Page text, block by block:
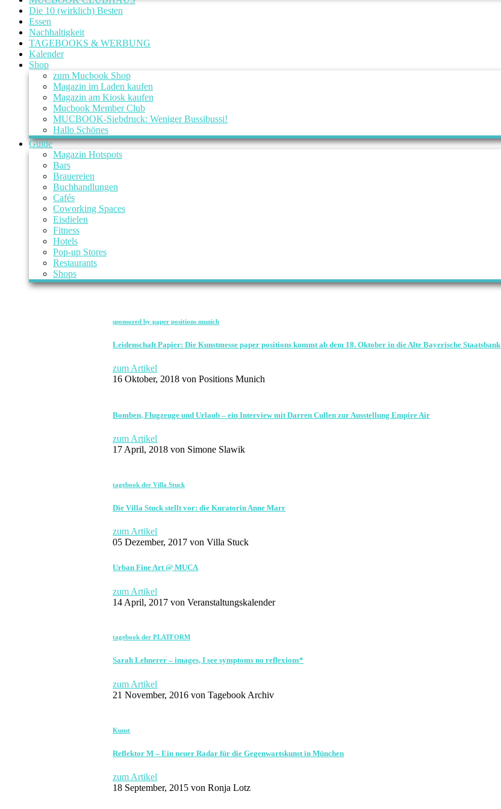
Die 10 (wirklich) Besten
Essen
Nachhaltigkeit
TAGEBOOKS & WERBUNG
Kalender
Shop
zum Mucbook Shop
Magazin im Laden kaufen
Magazin am Kiosk kaufen
Mucbook Member Club
MUCBOOK-Siebdruck: Weniger Bussibussi!
Hallo Schönes
Guide
Magazin Hotspots
Bars
Brauereien
Buchhandlungen
Cafés
Coworking Spaces
Eisdielen
Fitness
Hotels
Pop-up Stores
Restaurants
Shops
sponsored by paper positions munich
Leidenschaft Papier: Die Kunstmesse paper positions kommt ab dem 18. Oktober in die Alte Bayerische Staatsbank
zum Artikel
16 Oktober, 2018 von Positions Munich
Bomben, Flugzeuge und Urlaub – ein Interview mit Darren Cullen zur Ausstellung Empire Air
zum Artikel
17 April, 2018 von Simone Slawik
tagebook der Villa Stuck
Die Villa Stuck stellt vor: die Kuratorin Anne Marr
zum Artikel
05 Dezember, 2017 von Villa Stuck
Urban Fine Art @ MUCA
zum Artikel
14 April, 2017 von Veranstaltungskalender
tagebook der PLATFORM
Sarah Lehnerer – images, I see symptoms no reflexions*
zum Artikel
21 November, 2016 von Tagebook Archiv
Kunst
Reflektor M – Ein neuer Radar für die Gegenwartskunst in München
zum Artikel
18 September, 2015 von Ronja Lotz